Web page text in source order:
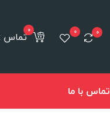
0
0 تماس : 02188311672-0
تماس با ما